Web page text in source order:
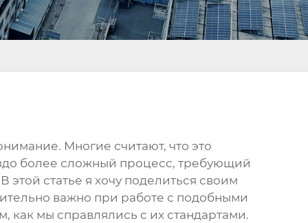
Многие считают, что это
более сложный процесс, требующий
этой статье я хочу поделиться своим
важно при работе с подобными
как мы справлялись с их стандартами.